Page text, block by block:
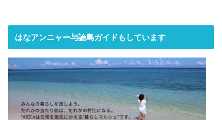
はなアンニャー与論島ガイドもしています